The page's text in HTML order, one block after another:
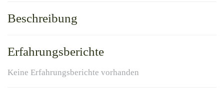
Beschreibung
Erfahrungsberichte
Keine Erfahrungsberichte vorhanden